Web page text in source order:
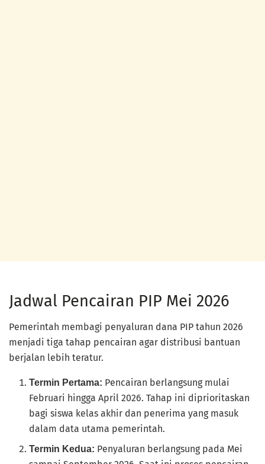
Jadwal Pencairan PIP Mei 2026
Pemerintah membagi penyaluran dana PIP tahun 2026
menjadi tiga tahap pencairan agar distribusi bantuan
berjalan lebih teratur.
Termin Pertama: Pencairan berlangsung mulai
Februari hingga April 2026. Tahap ini diprioritaskan
bagi siswa kelas akhir dan penerima yang masuk
dalam data utama pemerintah.
Termin Kedua: Penyaluran berlangsung pada Mei